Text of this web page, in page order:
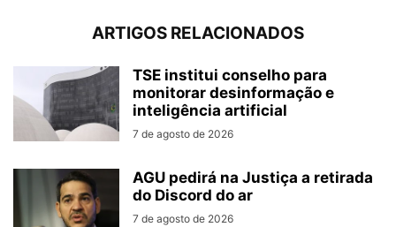
ARTIGOS RELACIONADOS
TSE institui conselho para
monitorar desinformação e
inteligência artificial
7 de agosto de 2026
AGU pedirá na Justiça a retirada
do Discord do ar
7 de agosto de 2026